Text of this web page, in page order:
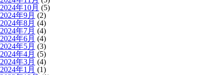
2024年10月 (5)
2024年9月 (2)
2024年8月 (4)
2024年7月 (4)
2024年6月 (4)
2024年5月 (3)
2024年4月 (5)
2024年3月 (4)
2024年1月 (1)